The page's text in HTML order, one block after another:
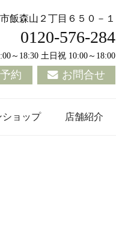
飯森山２丁目６５０－１
0120-576-284
～18:30 土日祝 10:00～18:00
約 お問合せ
ショップ 店舗紹介